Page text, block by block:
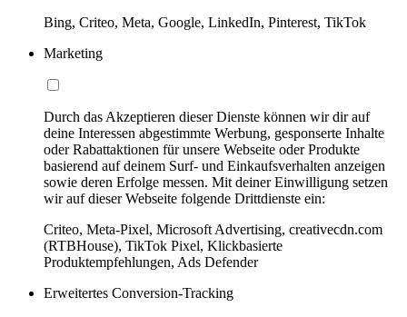
Bing, Criteo, Meta, Google, LinkedIn, Pinterest, TikTok
Marketing
Durch das Akzeptieren dieser Dienste können wir dir auf
deine Interessen abgestimmte Werbung, gesponserte Inhalte
oder Rabattaktionen für unsere Webseite oder Produkte
basierend auf deinem Surf- und Einkaufsverhalten anzeigen
sowie deren Erfolge messen. Mit deiner Einwilligung setzen
wir auf dieser Webseite folgende Drittdienste ein:
Criteo, Meta-Pixel, Microsoft Advertising, creativecdn.com
(RTBHouse), TikTok Pixel, Klickbasierte
Produktempfehlungen, Ads Defender
Erweitertes Conversion-Tracking